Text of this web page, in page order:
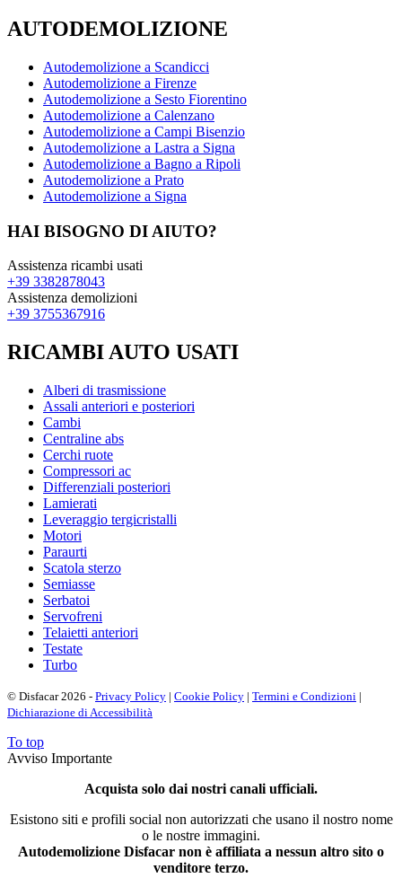
AUTODEMOLIZIONE
Autodemolizione a Scandicci
Autodemolizione a Firenze
Autodemolizione a Sesto Fiorentino
Autodemolizione a Calenzano
Autodemolizione a Campi Bisenzio
Autodemolizione a Lastra a Signa
Autodemolizione a Bagno a Ripoli
Autodemolizione a Prato
Autodemolizione a Signa
HAI BISOGNO DI AIUTO?
Assistenza ricambi usati
+39 3382878043
Assistenza demolizioni
+39 3755367916
RICAMBI AUTO USATI
Alberi di trasmissione
Assali anteriori e posteriori
Cambi
Centraline abs
Cerchi ruote
Compressori ac
Differenziali posteriori
Lamierati
Leveraggio tergicristalli
Motori
Paraurti
Scatola sterzo
Semiasse
Serbatoi
Servofreni
Telaietti anteriori
Testate
Turbo
© Disfacar 2026 - Privacy Policy | Cookie Policy | Termini e Condizioni |
Dichiarazione di Accessibilità
To top
Avviso Importante
Acquista solo dai nostri canali ufficiali.
Esistono siti e profili social non autorizzati che usano il nostro nome
o le nostre immagini.
Autodemolizione Disfacar non è affiliata a nessun altro sito o
venditore terzo.